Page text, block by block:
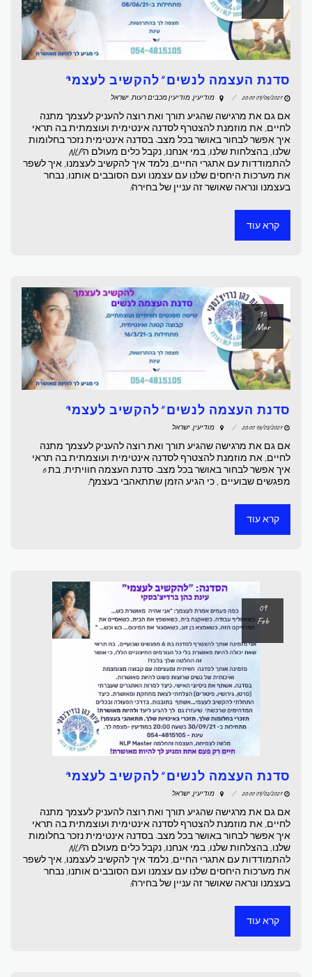
סדנת העצמה לנשים "להקשיב לעצמי"
09/06/2021 20:00 מודיעין, מודיעין מכבים רעות, ישראל
אם גם את מרגישה שהגיע תורך ואת רוצה להעניק לעצמך מתנה
לחיים, את מוזמנת להצטרף לסדנה אינטימית ועוצמתית בה תראי
איך אפשר לבחור באושר בכל מצב. בסדנה אינטימית נזכר בחלומות
שלנו, בהצלחות שלנו, במי אנחנו, נקבל כלים מעולם הNLP
להתמודדות עם אתגרי החיים, נלמד איך להקשיב לעצמנו, איך לשפר
את מערכות היחסים שלנו עם עצמנו ועם הסובבים אותנו, נבחר
בעצמנו ונראה שאושר זה עניין של בחירה!
קרא עוד
Mar
סדנת העצמה לנשים "להקשיב לעצמי"
16/03/2021 20:00 מודיעין, ישראל
אם גם את מרגישה שהגיע תורך ואת רוצה להעניק לעצמך מתנה
לחיים, את מוזמנת להצטרף לסדנה אינטימית ועוצמתית בה תראי
איך אפשר לבחור באושר בכל מצב. סדנת העצמה חוויתית, בת 6
מפגשים שבועיים , כי הגיע הזמן שתתאהבי בעצמך!
קרא עוד
Feb
סדנת העצמה לנשים "להקשיב לעצמי"
09/02/2021 20:00 מודיעין, ישראל
אם גם את מרגישה שהגיע תורך ואת רוצה להעניק לעצמך מתנה
לחיים, את מוזמנת להצטרף לסדנה אינטימית ועוצמתית בה תראי
איך אפשר לבחור באושר בכל מצב. בסדנה אינטימית נזכר בחלומות
שלנו, בהצלחות שלנו, במי אנחנו, נקבל כלים מעולם הNLP
להתמודדות עם אתגרי החיים, נלמד איך להקשיב לעצמנו, איך לשפר
את מערכות היחסים שלנו עם עצמנו ועם הסובבים אותנו, נבחר
בעצמנו ונראה שאושר זה עניין של בחירה!
קרא עוד